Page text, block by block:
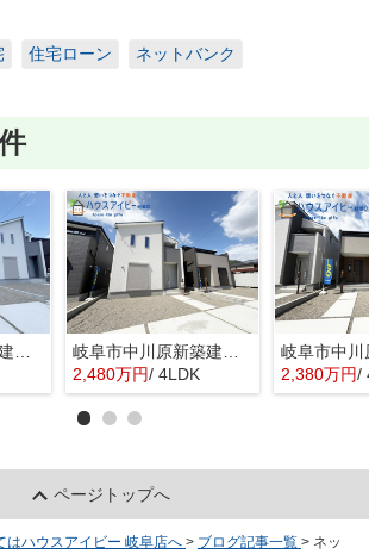
住宅ローン ネットバンク
岐阜市中川原新築建売全3棟！お車並列3台可能！南道路につき日当り良好♪ウォークインクローゼットあり！
岐阜市中川原新築建売全3棟！お車並列3台可能！南道路につき日当り良好♪ウォークインクローゼットあり！
2,480万円/ 4LDK 2,380万円/
ページトップへ
はハウスアイビー 岐阜店へ > ブログ記事一覧 > ネッ